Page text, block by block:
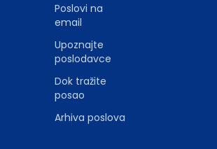
Poslovi na
email
Upoznajte
poslodavce
Dok tražite
posao
Arhiva poslova